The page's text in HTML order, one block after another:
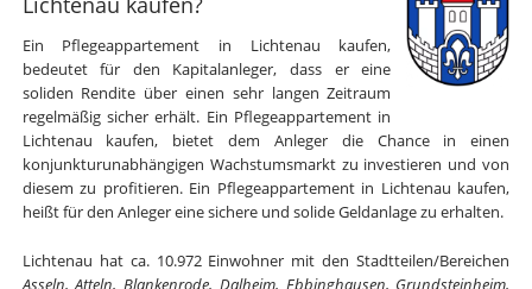
Ein Pflegeappartement in Lichtenau kaufen,
bedeutet für den Kapitalanleger, dass er eine
soliden Rendite über einen sehr langen Zeitraum
regelmäßig sicher erhält. Ein Pflegeappartement in
Lichtenau kaufen, bietet dem Anleger die Chance in einen
konjunkturunabhängigen Wachstumsmarkt zu investieren und von
diesem zu profitieren. Ein Pflegeappartement in Lichtenau kaufen,
heißt für den Anleger eine sichere und solide Geldanlage zu erhalten.
Lichtenau hat ca. 10.972 Einwohner mit den Stadtteilen/Bereichen
Asseln, Atteln, Blankenrode, Dalheim, Ebbinghausen, Grundsteinheim,